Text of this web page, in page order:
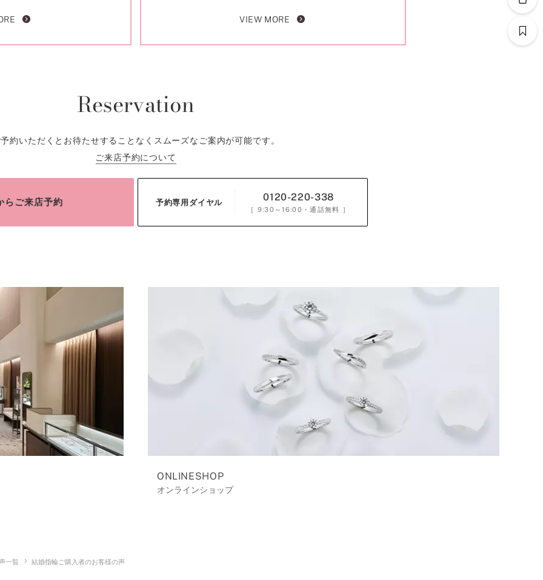
VIEW MORE
Reservation
約いただくとお待たせすることなくスムーズなご案内が可能です。
ご来店予約について
らご来店予約 予約専用ダイヤル 0120-220-338
［ 9:30～16:00 ・通話無料 ］
ONLINESHOP
オンラインショップ
一覧 結婚指輪ご購入者のお客様の声